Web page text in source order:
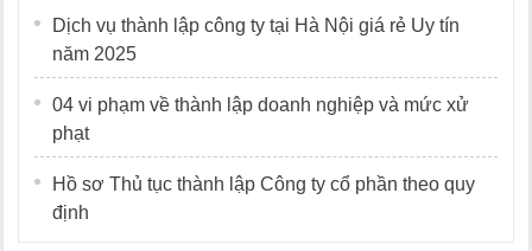
Dịch vụ thành lập công ty tại Hà Nội giá rẻ Uy tín
năm 2025
04 vi phạm về thành lập doanh nghiệp và mức xử
phạt
Hồ sơ Thủ tục thành lập Công ty cổ phần theo quy
định